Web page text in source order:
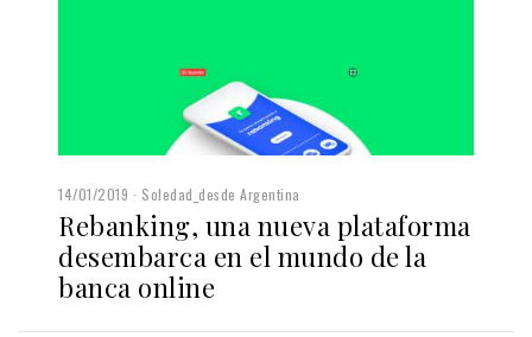
14/01/2019 Soledad_desde Argentina
Rebanking, una nueva plataforma
desembarca en el mundo de la
banca online